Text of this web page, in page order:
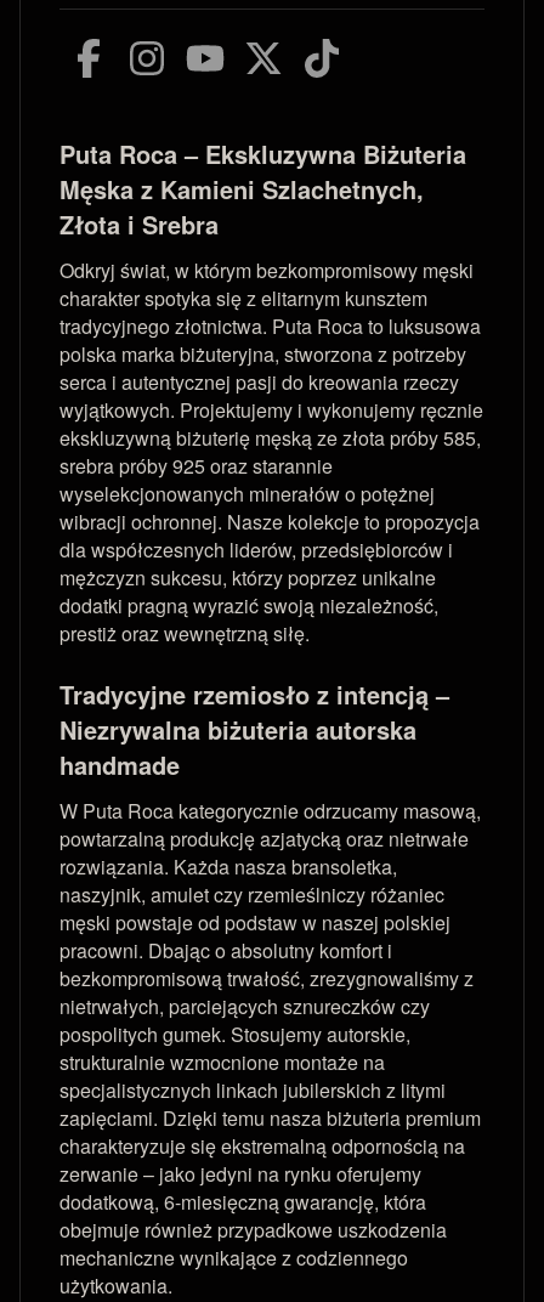
Puta Roca – Ekskluzywna Biżuteria
Męska z Kamieni Szlachetnych,
Złota i Srebra
Odkryj świat, w którym bezkompromisowy męski
charakter spotyka się z elitarnym kunsztem
tradycyjnego złotnictwa. Puta Roca to luksusowa
polska marka biżuteryjna, stworzona z potrzeby
serca i autentycznej pasji do kreowania rzeczy
wyjątkowych. Projektujemy i wykonujemy ręcznie
ekskluzywną biżuterię męską ze złota próby 585,
srebra próby 925 oraz starannie
wyselekcjonowanych minerałów o potężnej
wibracji ochronnej. Nasze kolekcje to propozycja
dla współczesnych liderów, przedsiębiorców i
mężczyzn sukcesu, którzy poprzez unikalne
dodatki pragną wyrazić swoją niezależność,
prestiż oraz wewnętrzną siłę.
Tradycyjne rzemiosło z intencją –
Niezrywalna biżuteria autorska
handmade
W Puta Roca kategorycznie odrzucamy masową,
powtarzalną produkcję azjatycką oraz nietrwałe
rozwiązania. Każda nasza bransoletka,
naszyjnik, amulet czy rzemieślniczy różaniec
męski powstaje od podstaw w naszej polskiej
pracowni. Dbając o absolutny komfort i
bezkompromisową trwałość, zrezygnowaliśmy z
nietrwałych, parciejących sznureczków czy
pospolitych gumek. Stosujemy autorskie,
strukturalnie wzmocnione montaże na
specjalistycznych linkach jubilerskich z litymi
zapięciami. Dzięki temu nasza biżuteria premium
charakteryzuje się ekstremalną odpornością na
zerwanie – jako jedyni na rynku oferujemy
dodatkową, 6-miesięczną gwarancję, która
obejmuje również przypadkowe uszkodzenia
mechaniczne wynikające z codziennego
użytkowania.